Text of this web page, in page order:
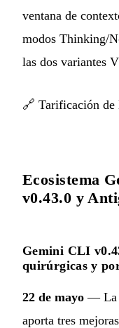
ventana de
modos Thinking/
las dos variantes
🔗 Tarificación de
Ecosistema
v0.43.0 y
Gemini CLI
quirúrgicas y
22 de mayo — La
aporta tres